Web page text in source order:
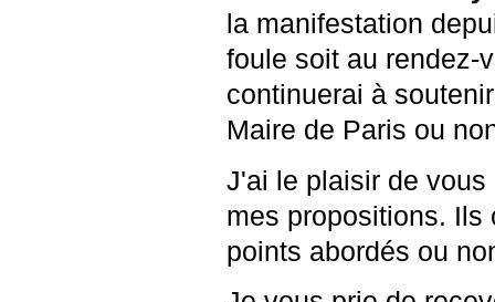
la manifestation
foule soit au rendez-
continuerai à
Maire de Paris ou
J'ai le plaisir de
mes propositions. Ils
points abordés ou